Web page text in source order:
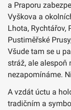
a Praporu
Vyškova a
Lhota, Rychtářov,
Pustiměřské
Všude tam se u
stráž, ale alespoň
nezapomínáme.
A vzdát úctu a
tradičním a